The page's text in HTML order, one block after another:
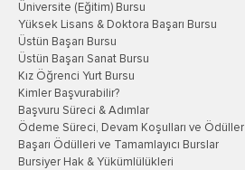
Üniversite (Eğitim) Bursu
Yüksek Lisans & Doktora Başarı Bursu
Üstün Başarı Bursu
Üstün Başarı Sanat Bursu
Kız Öğrenci Yurt Bursu
Kimler Başvurabilir?
Başvuru Süreci & Adımlar
Ödeme Süreci, Devam Koşulları ve Ödüller
Başarı Ödülleri ve Tamamlayıcı Burslar
Bursiyer Hak & Yükümlülükleri